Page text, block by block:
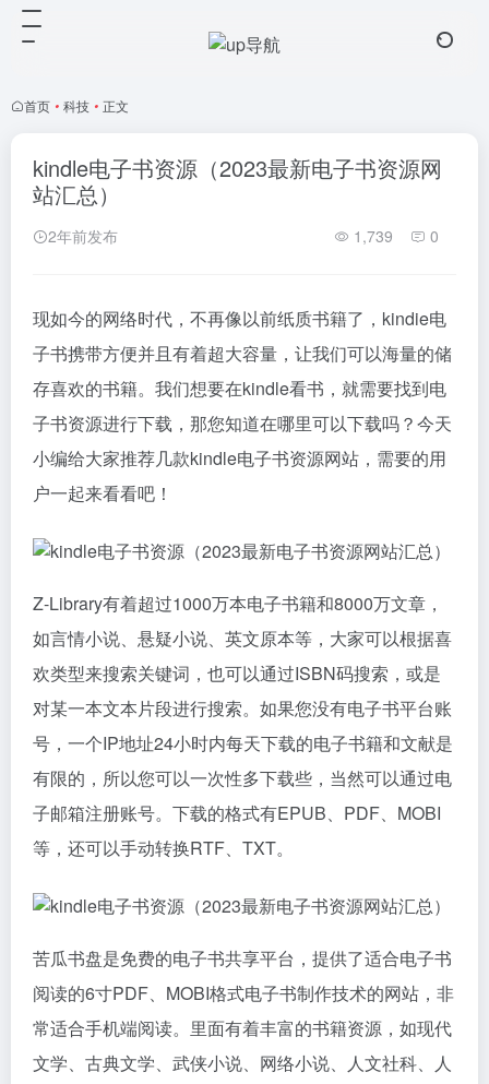
首页 • 科技 • 正文
kindle电子书资源（2023最新电子书资源网
站汇总）
2年前发布 1,739 0
现如今的网络时代，不再像以前纸质书籍了，kindie电
子书携带方便并且有着超大容量，让我们可以海量的储
存喜欢的书籍。我们想要在kindle看书，就需要找到电
子书资源进行下载，那您知道在哪里可以下载吗？今天
小编给大家推荐几款kindle电子书资源网站，需要的用
户一起来看看吧！
Z-Library有着超过1000万本电子书籍和8000万文章，
如言情小说、悬疑小说、英文原本等，大家可以根据喜
欢类型来搜索关键词，也可以通过ISBN码搜索，或是
对某一本文本片段进行搜索。如果您没有电子书平台账
号，一个IP地址24小时内每天下载的电子书籍和文献是
有限的，所以您可以一次性多下载些，当然可以通过电
子邮箱注册账号。下载的格式有EPUB、PDF、MOBI
等，还可以手动转换RTF、TXT。
苦瓜书盘是免费的电子书共享平台，提供了适合电子书
阅读的6寸PDF、MOBI格式电子书制作技术的网站，非
常适合手机端阅读。里面有着丰富的书籍资源，如现代
文学、古典文学、武侠小说、网络小说、人文社科、人